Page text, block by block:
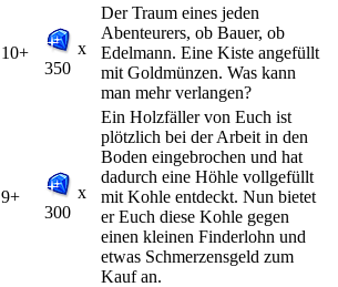
10+
x
350
Der Traum eines jeden
Abenteurers, ob Bauer, ob
Edelmann. Eine Kiste angefüllt
mit Goldmünzen. Was kann
man mehr verlangen?
9+
x
300
Ein Holzfäller von Euch ist
plötzlich bei der Arbeit in den
Boden eingebrochen und hat
dadurch eine Höhle vollgefüllt
mit Kohle entdeckt. Nun bietet
er Euch diese Kohle gegen
einen kleinen Finderlohn und
etwas Schmerzensgeld zum
Kauf an.